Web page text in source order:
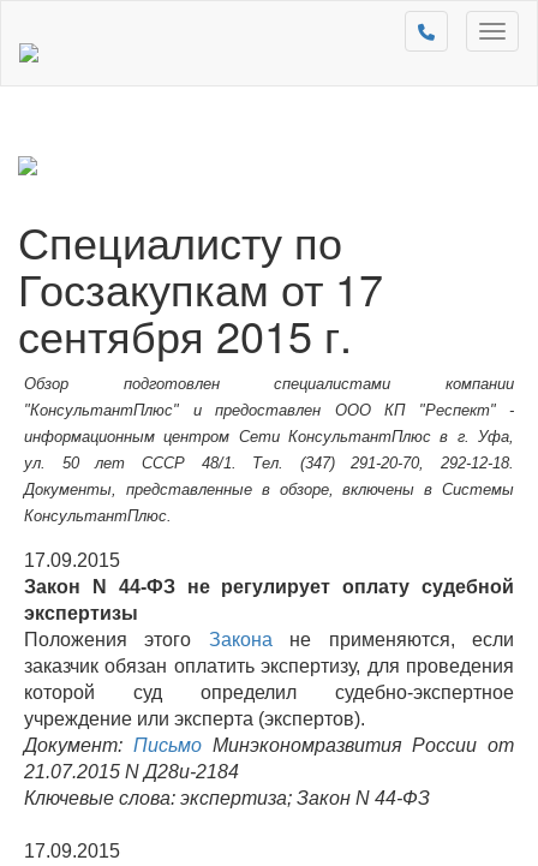
Специалисту по
Госзакупкам от 17
сентября 2015 г.
Обзор подготовлен специалистами компании
"КонсультантПлюс" и предоставлен ООО КП "Респект" -
информационным центром Сети КонсультантПлюс в г. Уфа,
ул. 50 лет СССР 48/1. Тел. (347) 291-20-70, 292-12-18.
Документы, представленные в обзоре, включены в Системы
КонсультантПлюс.
17.09.2015
Закон N 44-ФЗ не регулирует оплату судебной
экспертизы
Положения этого Закона не применяются, если
заказчик обязан оплатить экспертизу, для проведения
которой суд определил судебно-экспертное
учреждение или эксперта (экспертов).
Документ: ПисьмоМинэкономразвития России от
21.07.2015 N Д28и-2184
Ключевые слова: экспертиза; Закон N 44-ФЗ
17.09.2015